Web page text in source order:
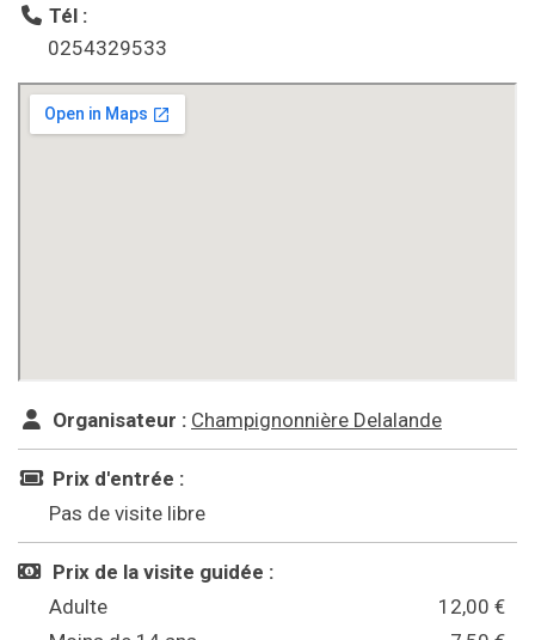
Tél :
0254329533
Organisateur : Champignonnière Delalande
Prix d'entrée :
Pas de visite libre
Prix de la visite guidée :
Adulte
12,00 €